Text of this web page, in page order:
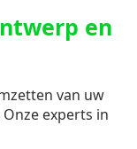
en
van uw
experts in